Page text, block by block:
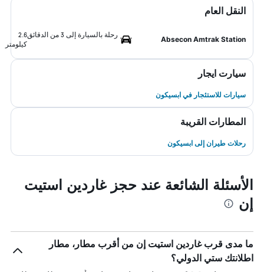
النقل العام
Absecon Amtrak Station
رحلة بالسيارة إلى 3 من الدقائق
2.6
كيلومتر
سيارت ايجار
سيارات للاستئجار في ابسيكون
المطارات القريبة
رحلات طيران إلى ابسيكون
الأسئلة الشائعة عند حجز غاردين استيت
إن
ما مدى قرب غاردين استيت إن من أقرب مطار، مطار
اطلانتك ستي الدولي؟